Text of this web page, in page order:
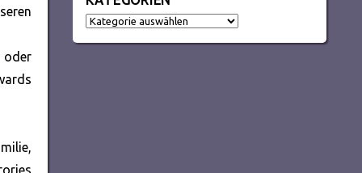
Kategorien